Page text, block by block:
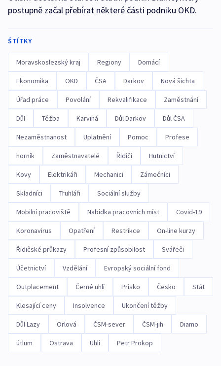
postupně začal přebírat některé části podniku OKD.
ŠTÍTKY
Moravskoslezský kraj Regiony Domácí
Ekonomika OKD ČSA Darkov Nová šichta
Úřad práce Povolání Rekvalifikace Zaměstnání
Důl Těžba Karviná Důl Darkov Důl ČSA
Nezaměstnanost Uplatnění Pomoc Profese
horník Zaměstnavatelé Řidiči Hutnictví
Kovy Elektrikáři Mechanici Zámečníci
Skladníci Truhláři Sociální služby
Mobilní pracoviště Nabídka pracovních míst Covid-19
Koronavirus Opatření Restrikce On-line kurzy
Řidičské průkazy Profesní způsobilost Svářeči
Účetnictví Vzdělání Evropský sociální fond
Outplacement Černé uhlí Prisko Česko Stát
Klesající ceny Insolvence Ukončení těžby
Důl Lazy Orlová ČSM-sever ČSM-jih Diamo
útlum Ostrava Uhlí Petr Prokop